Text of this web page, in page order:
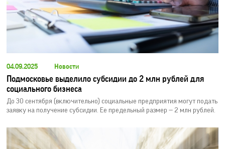
04.09.2025 Новости
Подмосковье выделило субсидии до 2 млн рублей для
социального бизнеса
До 30 сентября (включительно) социальные предприятия могут подать
заявку на получение субсидии. Ее предельный размер — 2 млн рублей.